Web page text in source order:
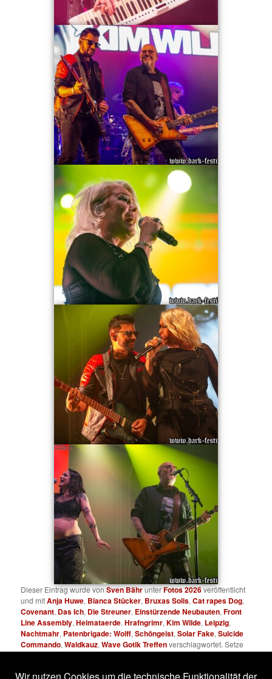
Dieser Eintrag wurde vonSven BährunterFotos 2026veröffentlicht
und mitAnja Huwe, Bianca Stücker, Bruxas Solis,Cat rapes Dog,
Covenant, Das Ich, Die Streuner, Einstürzende Neubauten,Front
Line Assembly,Heimataerde,Hrafngrimr,Kim Wilde, Leipzig,
Nachtmahr, Patenbrigade: Wolff,Schöngeist,Solar Fake,Suicide
Commando,Waldkauz,Wave Gotik Treffenverschlagwortet. Setze
ein Lesezeichen für denPermalink.